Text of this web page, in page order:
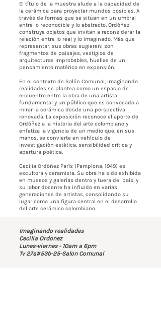
El título de la muestra alude a la capacidad de
la cerámica para proyectar mundos posibles. A
través de formas que se sitúan en un umbral
entre lo reconocible y lo abstracto, Ordóñez
construye objetos que invitan a reconsiderar la
relación entre lo real y lo imaginado. Más que
representar, sus obras sugieren: son
fragmentos de paisajes, vestigios de
arquitecturas improbables, huellas de un
pensamiento matérico en expansión.
En el contexto de Salón Comunal, Imaginando
realidades se plantea como un espacio de
encuentro entre la obra de una artista
fundamental y un público que es convocado a
mirar la cerámica desde una perspectiva
renovada. La exposición reconoce el aporte de
Ordóñez a la historia del arte colombiano y
enfatiza la vigencia de un medio que, en sus
manos, se convierte en vehículo de
investigación estética, sensibilidad crítica y
apertura poética.
Cecilia Ordóñez París (Pamplona, 1949) es
escultora y ceramista. Su obra ha sido exhibida
en museos y galerías dentro y fuera del país, y
su labor docente ha influido en varias
generaciones de artistas, consolidando su
lugar como una figura central en el desarrollo
del arte cerámico colombiano.
Imaginando realidades
Cecilia Ordóñez
Lunes-viernes - 10am a 6pm
Tv 27a#53b-25-Salón Comunal